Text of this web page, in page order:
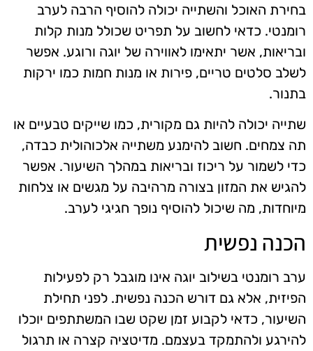
בחירת האוכל והשתייה יכולה להוסיף הרבה לערב
רומנטי. כדאי לחשוב על תפריט שכולל מנות קלות
ובריאות, אשר יתאימו לאווירה של יוגה ורוגע. אפשר
לשלב סלטים טריים, פירות או מנות חמות כמו ירקות
בתנור.
שתייה יכולה להיות גם מקורית, כמו שייקים טבעיים או
תה צמחים. חשוב להימנע משתייה אלכוהולית כבדה,
כדי לשמור על ריכוז ובריאות במהלך השיעור. אפשר
להגיש את המזון בצורה מרהיבה על מגשים או צלחות
מיוחדות, מה שיכול להוסיף נופך חגיגי לערב.
הכנה נפשית
ערב רומנטי בשילוב יוגה אינו מוגבל רק לפעילות
הפיזית, אלא גם דורש הכנה נפשית. לפני תחילת
השיעור, כדאי לקבוע זמן שקט שבו המשתתפים יוכלו
להירגע ולהתמקד בעצמם. מדיטציה קצרה או תרגול